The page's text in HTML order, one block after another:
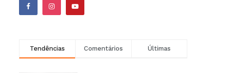
Tendências Comentários Últimas